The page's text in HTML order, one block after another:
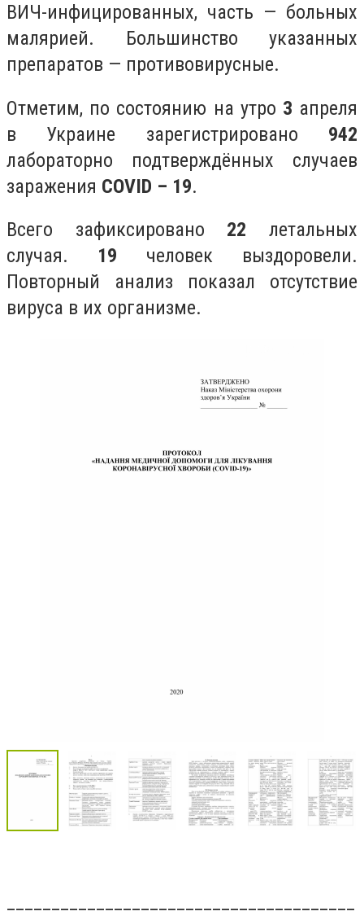
ВИЧ-инфицированных, часть — больных
малярией. Большинство указанных
препаратов — противовирусные.
Отметим, по состоянию на утро 3 апреля
в Украине зарегистрировано 942
лабораторно подтверждённых случаев
заражения COVID – 19.
Всего зафиксировано 22 летальных
случая. 19 человек выздоровели.
Повторный анализ показал отсутствие
вируса в их организме.